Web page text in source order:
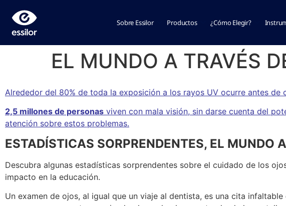
Sobre Essilor Productos ¿Cómo Elegir?
EL MUNDO A TRAVÉS
Alrededor del 80% de toda la exposición a los rayos UV ocurre antes de
2,5 millones de personas viven con mala visión, sin darse cuenta del
atención sobre estos problemas.
ESTADÍSTICAS SORPRENDENTES, EL MUNDO
Descubra algunas estadísticas sorprendentes sobre el cuidado de los
impacto en la educación.
Un examen de ojos, al igual que un viaje al dentista, es una cita